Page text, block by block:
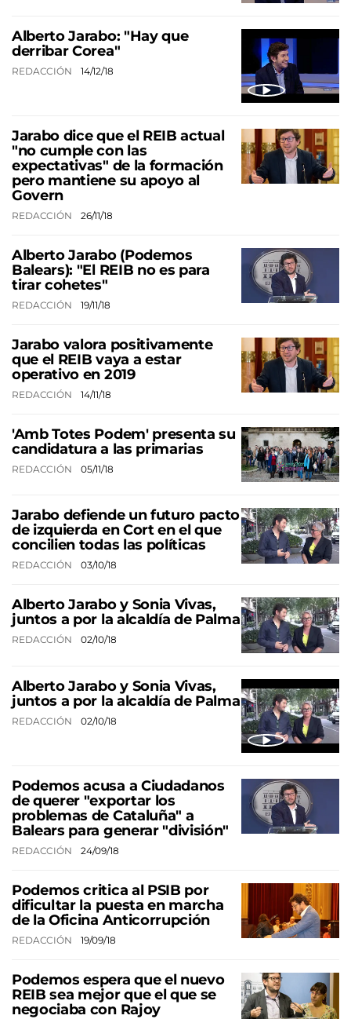
Alberto Jarabo: "Hay que
derribar Corea"
REDACCIÓN 14/12/18
Jarabo dice que el REIB actual
"no cumple con las
expectativas" de la formación
pero mantiene su apoyo al
Govern
REDACCIÓN 26/11/18
Alberto Jarabo (Podemos
Balears): "El REIB no es para
tirar cohetes"
REDACCIÓN 19/11/18
Jarabo valora positivamente
que el REIB vaya a estar
operativo en 2019
REDACCIÓN 14/11/18
'Amb Totes Podem' presenta su
candidatura a las primarias
REDACCIÓN 05/11/18
Jarabo defiende un futuro pacto
de izquierda en Cort en el que
concilien todas las políticas
REDACCIÓN 03/10/18
Alberto Jarabo y Sonia Vivas,
juntos a por la alcaldía de Palma
REDACCIÓN 02/10/18
Alberto Jarabo y Sonia Vivas,
juntos a por la alcaldía de Palma
REDACCIÓN 02/10/18
Podemos acusa a Ciudadanos
de querer "exportar los
problemas de Cataluña" a
Balears para generar "división"
REDACCIÓN 24/09/18
Podemos critica al PSIB por
dificultar la puesta en marcha
de la Oficina Anticorrupción
REDACCIÓN 19/09/18
Podemos espera que el nuevo
REIB sea mejor que el que se
negociaba con Rajoy